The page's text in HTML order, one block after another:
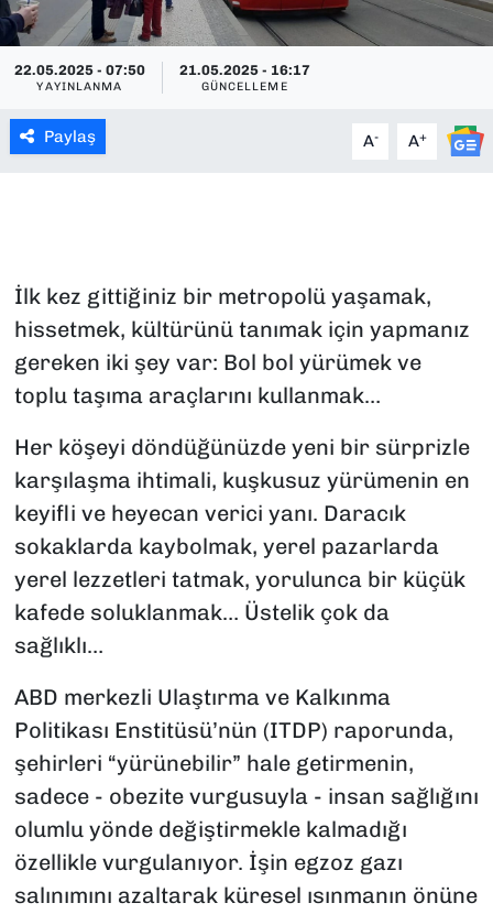
22.05.2025 - 07:50
YAYINLANMA
21.05.2025 - 16:17
GÜNCELLEME
Paylaş A- A+
İlk kez gittiğiniz bir metropolü yaşamak,
hissetmek, kültürünü tanımak için yapmanız
gereken iki şey var: Bol bol yürümek ve
toplu taşıma araçlarını kullanmak…
Her köşeyi döndüğünüzde yeni bir sürprizle
karşılaşma ihtimali, kuşkusuz yürümenin en
keyifli ve heyecan verici yanı. Daracık
sokaklarda kaybolmak, yerel pazarlarda
yerel lezzetleri tatmak, yorulunca bir küçük
kafede soluklanmak… Üstelik çok da
sağlıklı…
ABD merkezli Ulaştırma ve Kalkınma
Politikası Enstitüsü’nün (ITDP) raporunda,
şehirleri “yürünebilir” hale getirmenin,
sadece - obezite vurgusuyla - insan sağlığını
olumlu yönde değiştirmekle kalmadığı
özellikle vurgulanıyor. İşin egzoz gazı
salınımını azaltarak küresel ısınmanın önüne
SAĞLIK
SPOR
TEKNOLOJİ